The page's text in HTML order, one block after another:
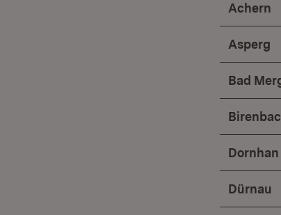
Achern
Asperg
Bad
Dornhan
Dürnau